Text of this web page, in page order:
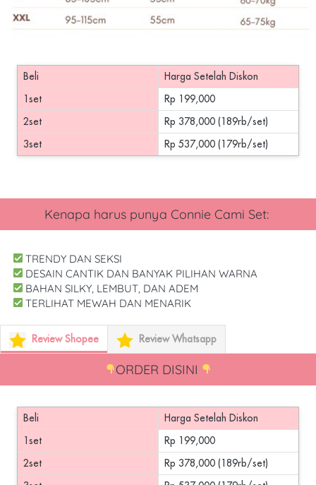
Beli
Harga Setelah Diskon
1set
Rp 199,000
2set
Rp 378,000 (189rb/set)
3set
Rp 537,000 (179rb/set)
Kenapa harus punya Connie Cami Set:
TRENDY DAN SEKSI
DESAIN CANTIK DAN BANYAK PILIHAN WARNA
BAHAN SILKY, LEMBUT, DAN ADEM
TERLIHAT MEWAH DAN MENARIK
Review Shopee Review Whatsapp
ORDER DISINI
Beli
Harga Setelah Diskon
1set
Rp 199,000
2set
Rp 378,000 (189rb/set)